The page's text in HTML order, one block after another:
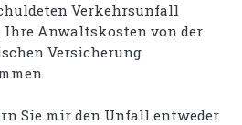
Verkehrsunfall
Ihre Anwaltskosten von der
Versicherung
Sie mir den Unfall entweder